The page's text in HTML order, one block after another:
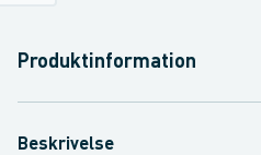
Produktinformation
Beskrivelse